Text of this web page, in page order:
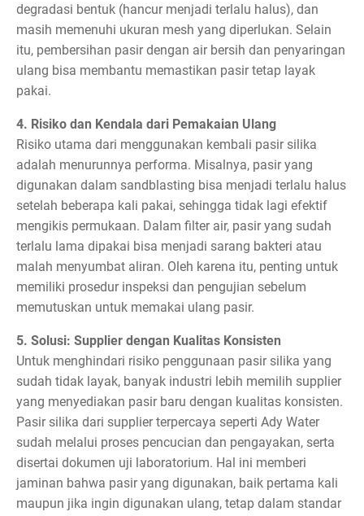
degradasi bentuk (hancur menjadi terlalu halus), dan
masih memenuhi ukuran mesh yang diperlukan. Selain
itu, pembersihan pasir dengan air bersih dan penyaringan
ulang bisa membantu memastikan pasir tetap layak
pakai.
4. Risiko dan Kendala dari Pemakaian Ulang
Risiko utama dari menggunakan kembali pasir silika
adalah menurunnya performa. Misalnya, pasir yang
digunakan dalam sandblasting bisa menjadi terlalu halus
setelah beberapa kali pakai, sehingga tidak lagi efektif
mengikis permukaan. Dalam filter air, pasir yang sudah
terlalu lama dipakai bisa menjadi sarang bakteri atau
malah menyumbat aliran. Oleh karena itu, penting untuk
memiliki prosedur inspeksi dan pengujian sebelum
memutuskan untuk memakai ulang pasir.
5. Solusi: Supplier dengan Kualitas Konsisten
Untuk menghindari risiko penggunaan pasir silika yang
sudah tidak layak, banyak industri lebih memilih supplier
yang menyediakan pasir baru dengan kualitas konsisten.
Pasir silika dari supplier terpercaya seperti Ady Water
sudah melalui proses pencucian dan pengayakan, serta
disertai dokumen uji laboratorium. Hal ini memberi
jaminan bahwa pasir yang digunakan, baik pertama kali
maupun jika ingin digunakan ulang, tetap dalam standar